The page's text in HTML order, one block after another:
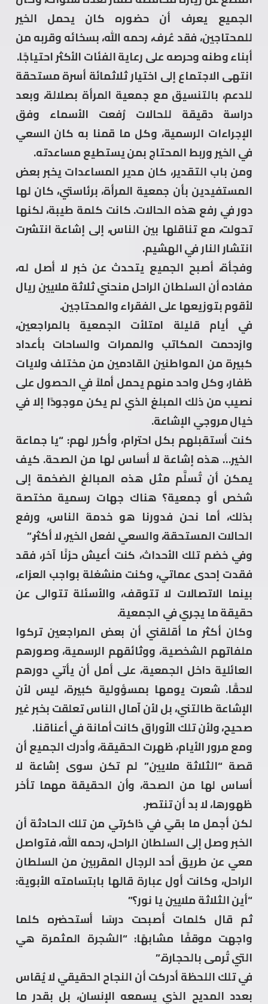
الجميع يعرف أن حضوره كان يحمل الخير
للمحتاجين، فقد عُرف، رحمه الله، بسخائه وقربه من
أبناء وطنه وحرصه على رعاية الفئات الأكثر احتياجًا.
انتهى الاجتماع إلى اختيار ثلاثمائة أسرة مستحقة
للدعم، بالتنسيق مع جمعية المرأة بصلالة، وبعد
دراسة دقيقة للحالات رُفعت الأسماء وفق
الإجراءات الرسمية، وكل ما قمنا به كان السعي
في الخير وربط المحتاج بمن يستطيع مساعدته.
ومن باب التقدير، كان مدير المساعدات يخبر بعض
المستفيدين بأن جمعية المرأة، برئاستي، كان لها
دور في رفع هذه الحالات. كانت كلمة طيبة، لكنها
تحولت، مع تناقلها بين الناس، إلى إشاعة انتشرت
انتشار النار في الهشيم.
وفجأة، أصبح الجميع يتحدث عن خبر لا أصل له،
مفاده أن السلطان الراحل منحني ثلاثة ملايين ريال
لأقوم بتوزيعها على الفقراء والمحتاجين.
في أيام قليلة امتلأت الجمعية بالمراجعين،
وازدحمت المكاتب والممرات والساحات بأعداد
كبيرة من المواطنين القادمين من مختلف ولايات
ظفار، وكل واحد منهم يحمل أملاً في الحصول على
نصيب من ذلك المبلغ الذي لم يكن موجودًا إلا في
خيال مروجي الإشاعة.
كنت أستقبلهم بكل احترام، وأكرر لهم: “يا جماعة
الخير… هذه إشاعة لا أساس لها من الصحة. كيف
يمكن أن تُسلَّم مثل هذه المبالغ الضخمة إلى
شخص أو جمعية؟ هناك جهات رسمية مختصة
بذلك، أما نحن فدورنا هو خدمة الناس، ورفع
الحالات المستحقة، والسعي لفعل الخير، لا أكثر.”
وفي خضم تلك الأحداث، كنت أعيش حزنًا آخر، فقد
فقدت إحدى عماتي، وكنت منشغلة بواجب العزاء،
بينما الاتصالات لا تتوقف، والأسئلة تتوالى عن
حقيقة ما يجري في الجمعية.
وكان أكثر ما أقلقني أن بعض المراجعين تركوا
ملفاتهم الشخصية، ووثائقهم الرسمية، وصورهم
العائلية داخل الجمعية، على أمل أن يأتي دورهم
لاحقًا. شعرت يومها بمسؤولية كبيرة، ليس لأن
الإشاعة طالتني، بل لأن آمال الناس تعلقت بخبر غير
صحيح، ولأن تلك الأوراق كانت أمانة في أعناقنا.
ومع مرور الأيام، ظهرت الحقيقة، وأدرك الجميع أن
قصة “الثلاثة ملايين” لم تكن سوى إشاعة لا
أساس لها من الصحة، وأن الحقيقة مهما تأخر
ظهورها، لا بد أن تنتصر.
لكن أجمل ما بقي في ذاكرتي من تلك الحادثة أن
الخبر وصل إلى السلطان الراحل، رحمه الله، فتواصل
معي عن طريق أحد الرجال المقربين من السلطان
الراحل، وكانت أول عبارة قالها بابتسامته الأبوية:
“أين الثلاثة ملايين يا نور؟”
ثم قال كلمات أصبحت درسًا أستحضره كلما
واجهت موقفًا مشابهًا: “الشجرة المثمرة هي
التي تُرمى بالحجارة.”
في تلك اللحظة أدركت أن النجاح الحقيقي لا يُقاس
بعدد المديح الذي يسمعه الإنسان، بل بقدر ما